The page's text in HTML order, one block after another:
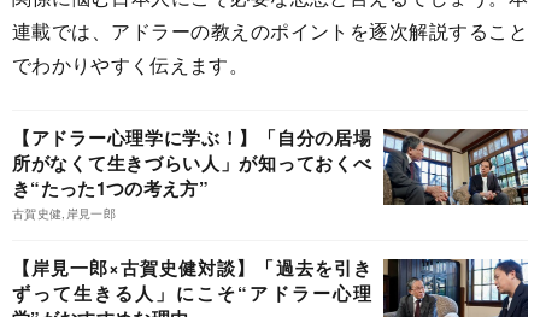
連載では、アドラーの教えのポイントを逐次解説すること
でわかりやすく伝えます。
【アドラー心理学に学ぶ！】「自分の居場
所がなくて生きづらい人」が知っておくべ
き“たった1つの考え方”
古賀史健,岸見一郎
【岸見一郎×古賀史健対談】「過去を引き
ずって生きる人」にこそ“アドラー心理